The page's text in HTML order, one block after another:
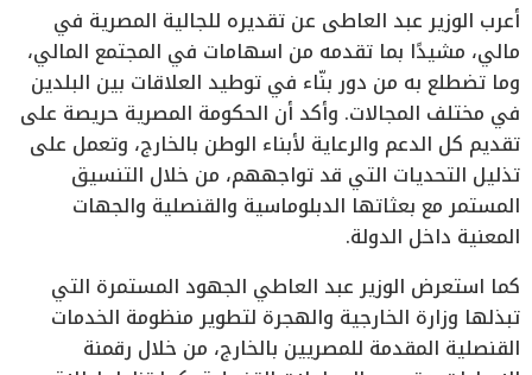
أعرب الوزير عبد العاطى عن تقديره للجالية المصرية في
مالي، مشيدًا بما تقدمه من اسهامات في المجتمع المالي،
وما تضطلع به من دور بنّاء في توطيد العلاقات بين البلدين
في مختلف المجالات. وأكد أن الحكومة المصرية حريصة على
تقديم كل الدعم والرعاية لأبناء الوطن بالخارج، وتعمل على
تذليل التحديات التي قد تواجههم، من خلال التنسيق
المستمر مع بعثاتها الدبلوماسية والقنصلية والجهات
المعنية داخل الدولة.
كما استعرض الوزير عبد العاطي الجهود المستمرة التي
تبذلها وزارة الخارجية والهجرة لتطوير منظومة الخدمات
القنصلية المقدمة للمصريين بالخارج، من خلال رقمنة